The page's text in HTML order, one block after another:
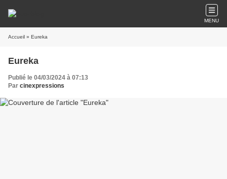
MENU
Accueil » Eureka
Eureka
Publié le 04/03/2024 à 07:13
Par cinexpressions